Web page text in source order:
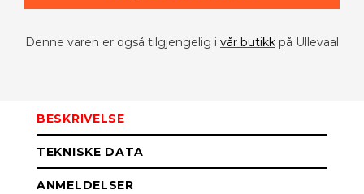
Denne varen er også tilgjengelig i vår butikk på Ullevaal
BESKRIVELSE
TEKNISKE DATA
ANMELDELSER